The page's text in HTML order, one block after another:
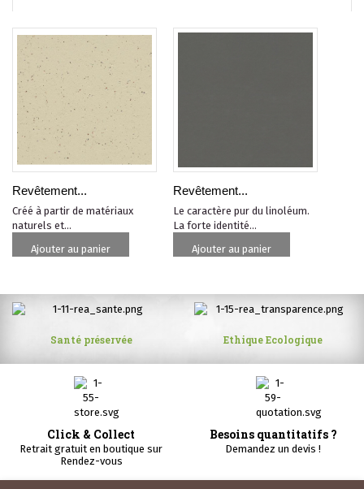
Revêtement...
Créé à partir de matériaux
naturels et...
Ajouter au panier
Revêtement...
Le caractère pur du linoléum.
La forte identité...
Ajouter au panier
Ethique Ecologique Achat
Collect
en boutique sur
Besoins quantitatifs ?
Demandez un devis !